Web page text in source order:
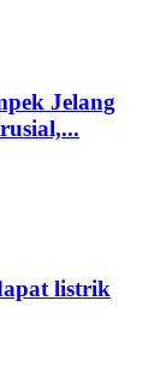
Jelang
listrik